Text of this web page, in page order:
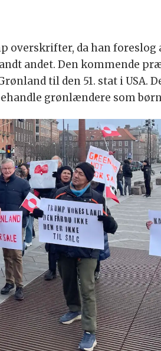
overskrifter, da han foreslog
andet. Den kommende
til den 51. stat i USA.
grønlændere som